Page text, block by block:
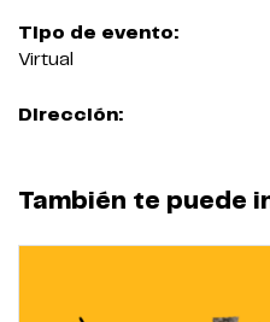
Tipo de evento:
Virtual
Dirección:
También te puede